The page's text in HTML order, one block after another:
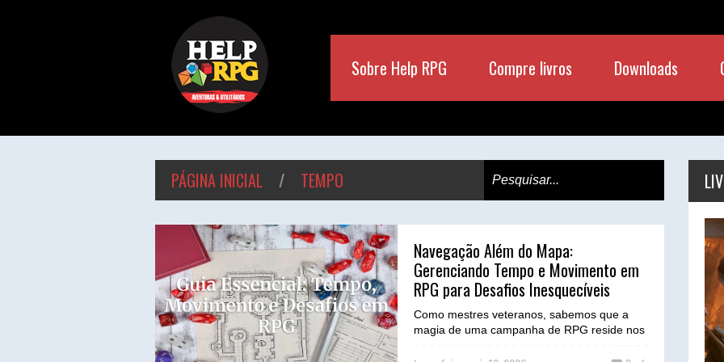
Sobre Help RPG Compre livros Downloads
PÁGINA INICIAL / TEMPO
Navegação Além do Mapa:
Gerenciando Tempo e Movimento em
RPG para Desafios Inesquecíveis
Como mestres veteranos, sabemos que a
magia de uma campanha de RPG reside nos